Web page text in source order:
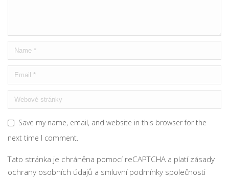
Save my name, email, and website in this browser for the
next time I comment.
Tato stránka je chráněna pomocí reCAPTCHA a platí zásady
ochrany osobních údajů a smluvní podmínky společnosti